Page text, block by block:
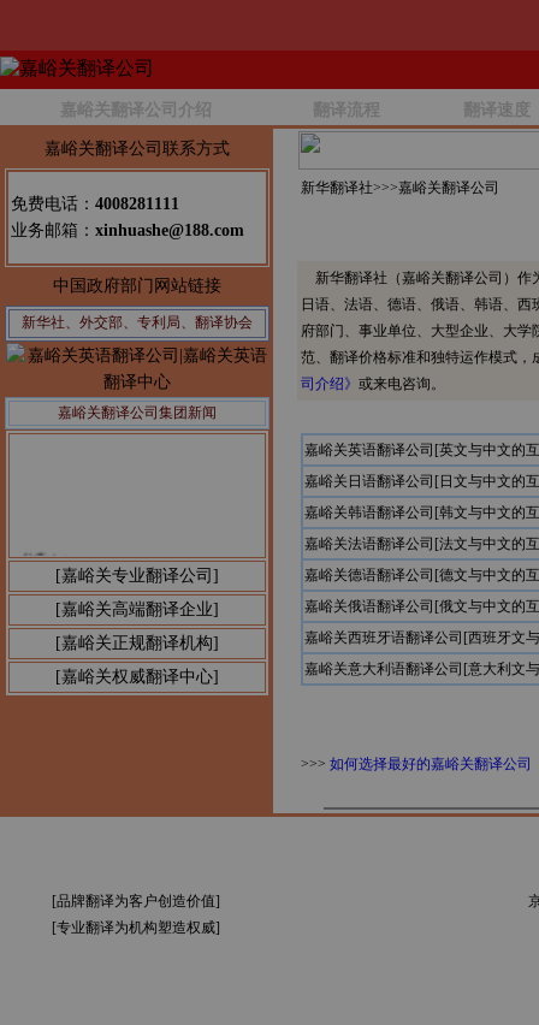
嘉峪关翻译公司介绍 翻译流程 翻译速度
嘉峪关翻译公司联系方式
免费电话： 4008281111
业务邮箱： xinhuashe@188.com
中国政府部门网站链接
新华社、外交部、专利局、翻译协会
嘉峪关翻译公司集团新闻
[嘉峪关专业翻译公司]
[嘉峪关高端翻译企业]
[嘉峪关正规翻译机构]
[嘉峪关权威翻译中心]
新华翻译社>>>嘉峪关翻译公司
新华翻译社（嘉峪关翻译公司）作
日语、法语、德语、俄语、韩语、
府部门、事业单位、大型企业、大
范、翻译价格标准和独特运作模式
司介绍》 或来电咨询。
嘉峪关英语翻译公司[英文与中文的
嘉峪关日语翻译公司[日文与中文的
嘉峪关韩语翻译公司[韩文与中文的
嘉峪关法语翻译公司[法文与中文的
嘉峪关德语翻译公司[德文与中文的
嘉峪关俄语翻译公司[俄文与中文的
嘉峪关西班牙语翻译公司[西班牙文
嘉峪关意大利语翻译公司[意大利文
>>> 如何选择最好的嘉峪关翻译公司
[品牌翻译为客户创造价值]
[专业翻译为机构塑造权威]